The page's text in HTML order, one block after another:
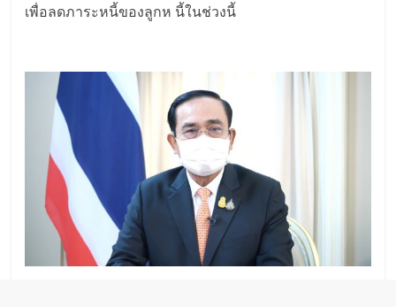
เพื่อลดภาระหนี้ของลูกห นี้ในช่วงนี้